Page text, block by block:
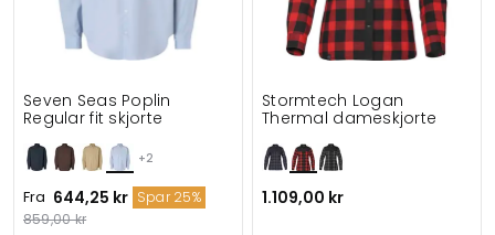
+2
Seven Seas Poplin
Regular fit skjorte
Fra 644,25 kr Spar 25%
859,00 kr
Stormtech Logan
Thermal dameskjorte
1.109,00 kr